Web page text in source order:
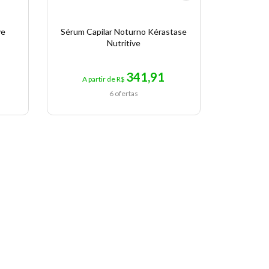
Sérum Capilar Noturno Kérastase
Nutritive
A partir de R$ 341,91
6 ofertas